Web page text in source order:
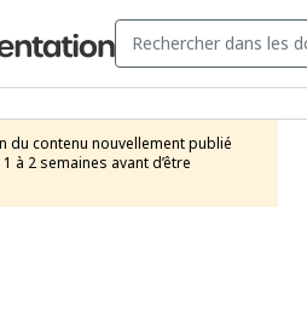
du contenu nouvellement publié
à 2 semaines avant d’être